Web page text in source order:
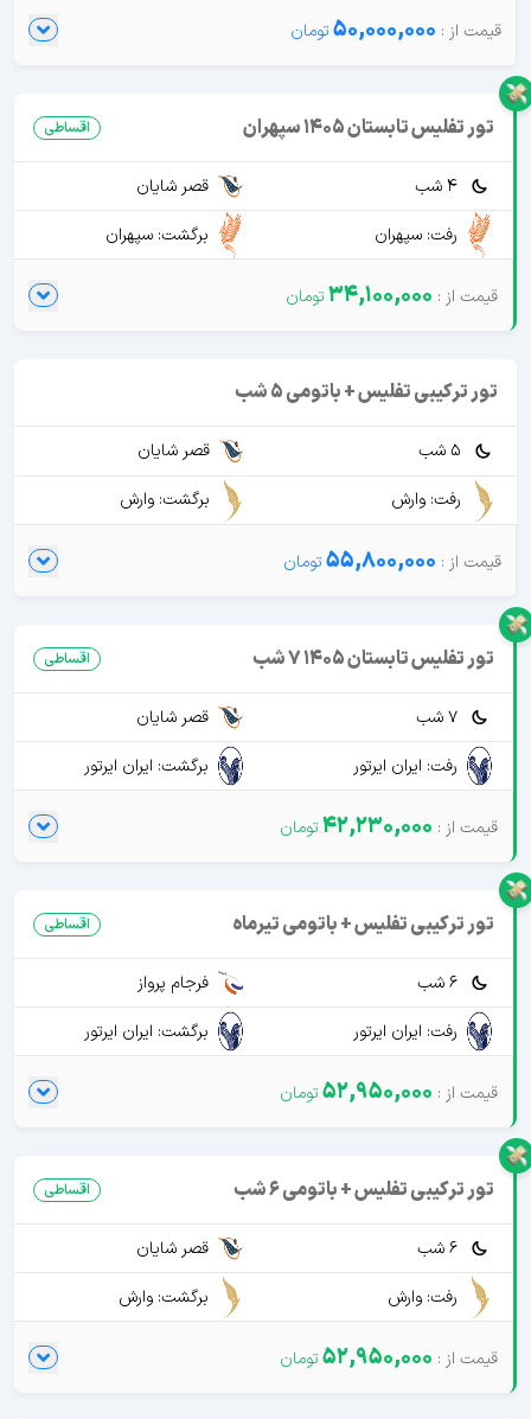
50,000,000
تور تفلیس تابستان 1405 سپهران اقساطی
4 شب
قصر شایان
رفت: سپهران
برگشت: سپهران
34,100,000
تور ترکیبی تفلیس + باتومی 5 شب
5 شب
قصر شایان
رفت: وارش
برگشت: وارش
55,800,000
تور تفلیس تابستان 1405 7 شب اقساطی
7 شب
قصر شایان
رفت: ایران ایرتور
برگشت: ایران ایرتور
42,230,000
تور ترکیبی تفلیس + باتومی تیرماه اقساطی
6 شب
فرجام پرواز
رفت: ایران ایرتور
برگشت: ایران ایرتور
52,950,000
تور ترکیبی تفلیس + باتومی 6 شب اقساطی
6 شب
قصر شایان
رفت: وارش
برگشت: وارش
52,950,000